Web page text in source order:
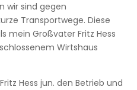
wir sind gegen
Transportwege. Diese
mein Großvater Fritz Hess
Wirtshaus
Hess jun. den Betrieb und